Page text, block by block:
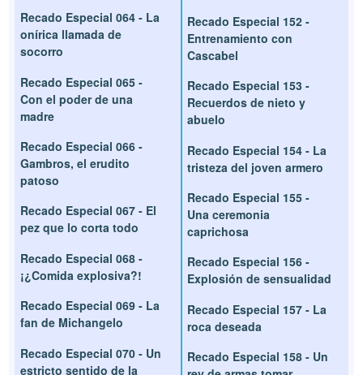
Recado Especial 064 - La
onírica llamada de
socorro
Recado Especial 065 -
Con el poder de una
madre
Recado Especial 066 -
Gambros, el erudito
patoso
Recado Especial 067 - El
pez que lo corta todo
Recado Especial 068 -
¡¿Comida explosiva?!
Recado Especial 069 - La
fan de Michangelo
Recado Especial 070 - Un
estricto sentido de la
Recado Especial 152 -
Entrenamiento con
Cascabel
Recado Especial 153 -
Recuerdos de nieto y
abuelo
Recado Especial 154 - La
tristeza del joven armero
Recado Especial 155 -
Una ceremonia
caprichosa
Recado Especial 156 -
Explosión de sensualidad
Recado Especial 157 - La
roca deseada
Recado Especial 158 - Un